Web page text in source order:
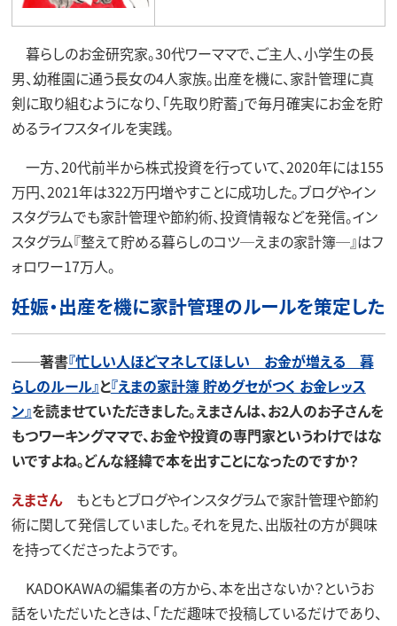
暮らしのお金研究家。30代ワーママで、ご主人、小学生の長
男、幼稚園に通う長女の4人家族。出産を機に、家計管理に真
剣に取り組むようになり、「先取り貯蓄」で毎月確実にお金を貯
めるライフスタイルを実践。
一方、20代前半から株式投資を行っていて、2020年には155
万円、2021年は322万円増やすことに成功した。ブログやイン
スタグラムでも家計管理や節約術、投資情報などを発信。イン
スタグラム『整えて貯める暮らしのコツ─えまの家計簿─』はフ
ォロワー17万人。
妊娠・出産を機に家計管理のルールを策定した
──著書『忙しい人ほどマネしてほしい お金が増える 暮
らしのルール』と『えまの家計簿 貯めグセがつく お金レッス
ン』を読ませていただきました。えまさんは、お2人のお子さんを
もつワーキングママで、お金や投資の専門家というわけではな
いですよね。どんな経緯で本を出すことになったのですか？
えまさんもともとブログやインスタグラムで家計管理や節約
術に関して発信していました。それを見た、出版社の方が興味
を持ってくださったようです。
KADOKAWAの編集者の方から、本を出さないか？というお
話をいただいたときは、「ただ趣味で投稿しているだけであり、